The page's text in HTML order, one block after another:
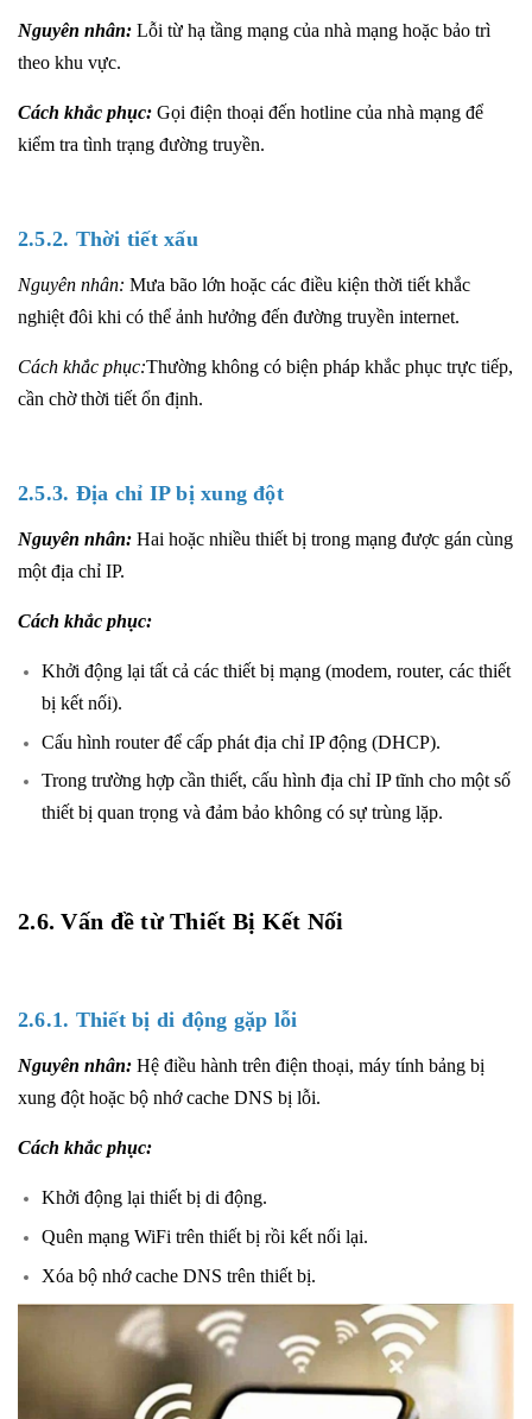
Nguyên nhân: Lỗi từ hạ tầng mạng của nhà mạng hoặc bảo trì
theo khu vực.
Cách khắc phục: Gọi điện thoại đến hotline của nhà mạng để
kiểm tra tình trạng đường truyền.
2.5.2. Thời tiết xấu
Nguyên nhân: Mưa bão lớn hoặc các điều kiện thời tiết khắc
nghiệt đôi khi có thể ảnh hưởng đến đường truyền internet.
Cách khắc phục:Thường không có biện pháp khắc phục trực tiếp,
cần chờ thời tiết ổn định.
2.5.3. Địa chỉ IP bị xung đột
Nguyên nhân: Hai hoặc nhiều thiết bị trong mạng được gán cùng
một địa chỉ IP.
Cách khắc phục:
Khởi động lại tất cả các thiết bị mạng (modem, router, các thiết
bị kết nối).
Cấu hình router để cấp phát địa chỉ IP động (DHCP).
Trong trường hợp cần thiết, cấu hình địa chỉ IP tĩnh cho một số
thiết bị quan trọng và đảm bảo không có sự trùng lặp.
2.6. Vấn đề từ Thiết Bị Kết Nối
2.6.1. Thiết bị di động gặp lỗi
Nguyên nhân: Hệ điều hành trên điện thoại, máy tính bảng bị
xung đột hoặc bộ nhớ cache DNS bị lỗi.
Cách khắc phục:
Khởi động lại thiết bị di động.
Quên mạng WiFi trên thiết bị rồi kết nối lại.
Xóa bộ nhớ cache DNS trên thiết bị.